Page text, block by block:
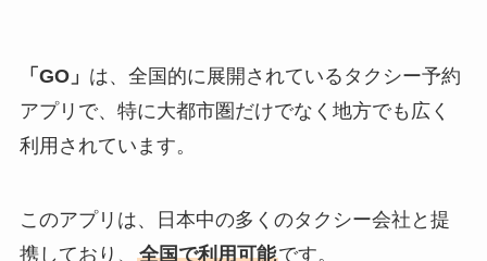
「GO」 は、全国的に展開されているタクシー予約
アプリで、特に大都市圏だけでなく地方でも広く
利用されています。
このアプリは、日本中の多くのタクシー会社と提
携しており、 全国で利用可能です。